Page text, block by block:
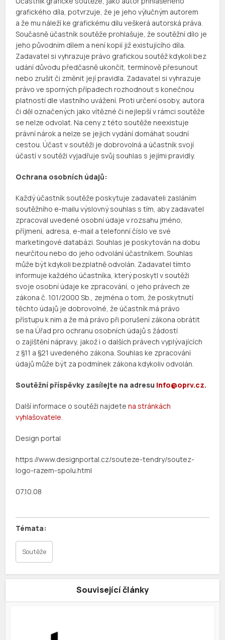
grafického díla, potvrzuje, že je jeho výlučným autorem
a že mu náleží ke grafickému dílu veškerá autorská práva.
Současně účastník soutěže prohlašuje, že soutěžní dílo je
jeho původním dílem a není kopií již existujícího díla.
Zadavatel si vyhrazuje právo grafickou soutěž kdykoli bez
udání důvodu předčasně ukončit, termínově přesunout
nebo zrušit či změnit její pravidla. Zadavatel si vyhrazuje
právo ve sporných případech rozhodnout s konečnou
platností dle vlastního uvážení. Proti určení osoby, autora
či děl označených jako vítězné či nejlepší v rámci soutěže
se nelze odvolat. Na ceny z této soutěže neexistuje
právní nárok a nelze se jejich vydání domáhat soudní
cestou. Účast v soutěži je dobrovolná a účastník svojí
účastí v soutěži vyjadřuje svůj souhlas s jejími pravidly.
Ochrana osobních údajů:
Každý účastník soutěže poskytuje zadavateli zasláním
soutěžního e-mailu výslovný souhlas s tím, aby zadavatel
zpracoval uvedené osobní údaje v rozsahu jméno,
příjmení, adresa, e-mail a telefonní číslo ve své
marketingové databázi. Souhlas je poskytován na dobu
neurčitou nebo do jeho odvolání účastníkem. Souhlas
může být kdykoli bezplatně odvolán. Zadavatel tímto
informuje každého účastníka, který poskytl v soutěži
svoje osobní údaje ke zpracování, o jeho právech ze
zákona č. 101/2000 Sb., zejména o tom, že poskytnutí
těchto údajů je dobrovolné, že účastník má právo
přístupu k nim a že má právo při porušení zákona obrátit
se na Úřad pro ochranu osobních údajů s žádostí
o zajištění nápravy, jakož i o dalších právech vyplývajících
z §11 a §21 uvedeného zákona. Souhlas ke zpracování
údajů může být za podmínek zákona kdykoliv odvolán.
Soutěžní příspěvky zasílejte na adresu info@oprv.cz.
Další informace o soutěži najdetena stránkách
vyhlašovatele.
Design portal
https://www.designportal.cz/souteze-tendry/soutez-
logo-razem-spolu.html
07.10.08
Soutěže
Související články